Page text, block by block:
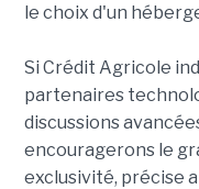
le choix d'un
Si Crédit Agricole
partenaires
discussions
encouragerons le
exclusivité, précise